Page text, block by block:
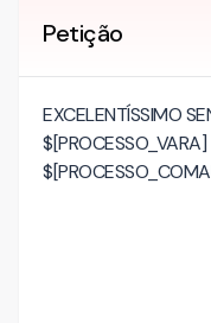
Petição
EXCELENTÍSSIMO